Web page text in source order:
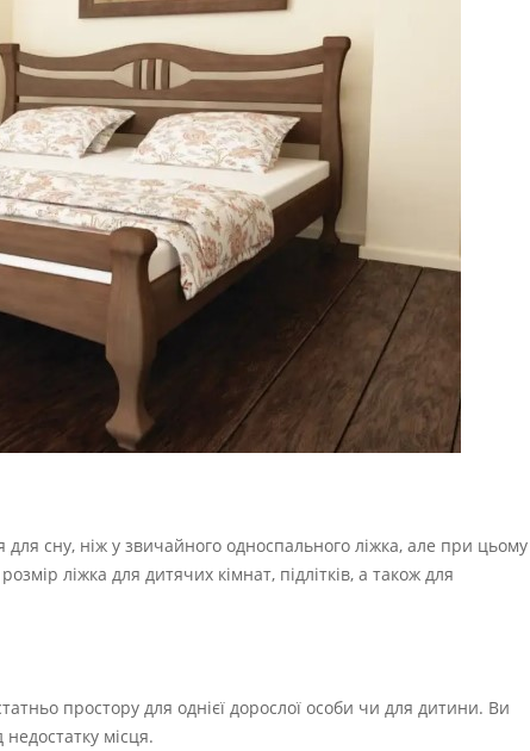
сну, ніж у звичайного односпального ліжка, але при цьому
ліжка для дитячих кімнат, підлітків, а також для
простору для однієї дорослої особи чи для дитини. Ви
місця.